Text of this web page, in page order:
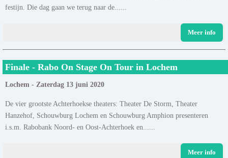
festijn. Die dag gaan we terug naar de......
Meer info
Finale - Rabo On Stage On Tour in Lochem
Lochem - Zaterdag 13 juni 2020
De vier grootste Achterhoekse theaters: Theater De Storm, Theater
Hanzehof, Schouwburg Lochem en Schouwburg Amphion presenteren
i.s.m. Rabobank Noord- en Oost-Achterhoek en......
Meer info